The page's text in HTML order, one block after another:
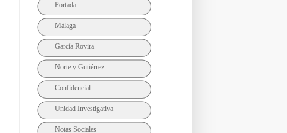
Portada
Málaga
García Rovira
Norte y Gutiérrez
Confidencial
Unidad Investigativa
Notas Sociales